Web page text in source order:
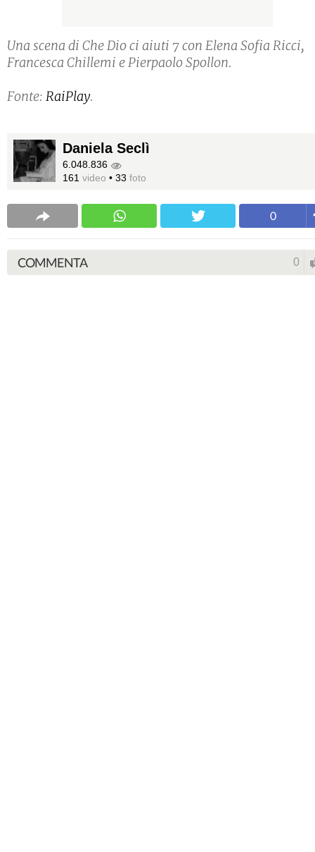
Una scena di Che Dio ci aiuti 7 con Elena Sofia Ricci,
Francesca Chillemi e Pierpaolo Spollon.
Fonte: RaiPlay.
Daniela Seclì
6.048.836
161 video • 33 foto
0
COMMENTA 0